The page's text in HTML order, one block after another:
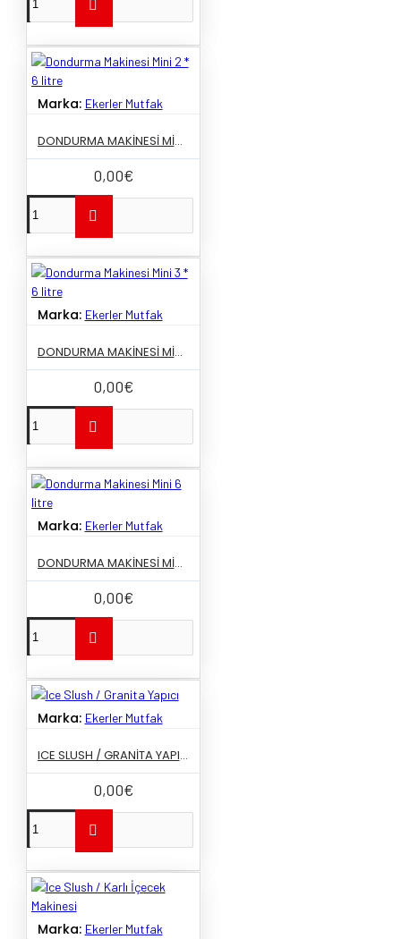
Marka: Ekerler Mutfak
DONDURMA MAKINESI MINI 2 * 6 LITRE
0,00€
Marka: Ekerler Mutfak
DONDURMA MAKINESI MINI 3 * 6 LITRE
0,00€
Marka: Ekerler Mutfak
DONDURMA MAKINESI MINI 6 LITRE
0,00€
Marka: Ekerler Mutfak
ICE SLUSH / GRANITA YAPICI
0,00€
Marka: Ekerler Mutfak